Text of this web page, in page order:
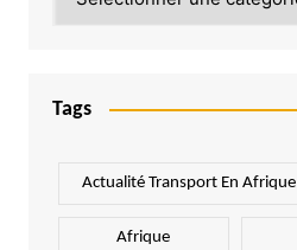
Tags
Actualité Transport En Afrique
Afrique